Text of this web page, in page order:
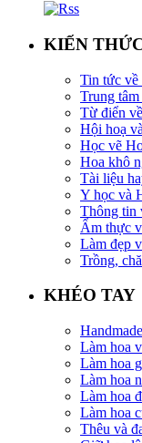
KIẾN
Tin tức về
Trung
Từ điển
Hội hoạ
Học vẽ
Hoa khô
Tài liệu
Y học và
Thông tin
Ẩm thực
Làm đẹp
Trồng,
KHÉO TAY
Handmade
Làm hoa
Làm hoa
Làm hoa
Làm hoa
Làm hoa
Thêu và